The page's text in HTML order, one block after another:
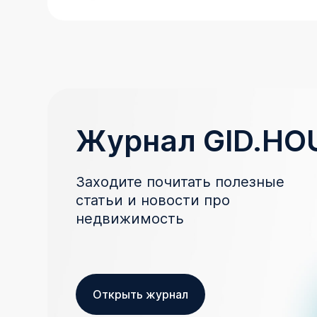
Журнал
Заходите почитать полезные
статьи и новости про
недвижимость
Открыть журнал